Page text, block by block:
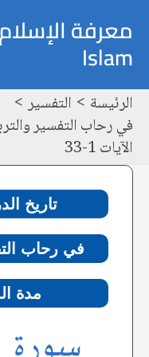
إلى
المحتوى
Islam
الرئيسة
التفسير
الآيات 1-33
تاريخ الدرس:
في رحاب
مدة
navigation